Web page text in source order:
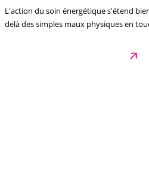
L'action du soin énergétique s'étend
delà des simples maux physiques en